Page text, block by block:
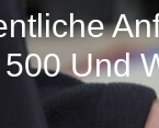
Und